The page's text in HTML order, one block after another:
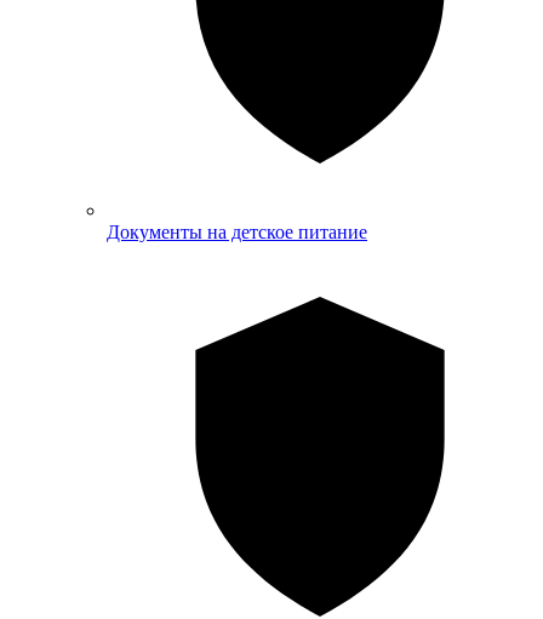
Документы на детское питание